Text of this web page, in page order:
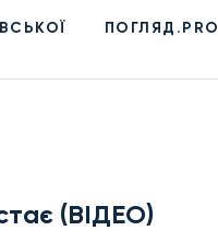
ПОГЛЯД.PRO
(ВІДЕО)